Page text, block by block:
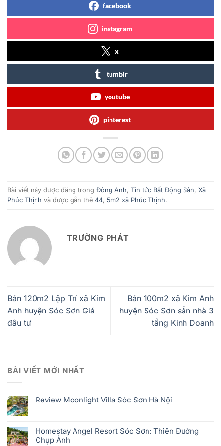
facebook
instagram
x
tumblr
youtube
pinterest
Bài viết này được đăng trong Đông Anh, Tin tức Bất Động Sản, Xã
Phúc Thịnh và được gắn thẻ 44, 5m2 xã Phúc Thịnh.
TRƯỜNG PHÁT
Bán 120m2 Lập Trí xã Kim
Anh huyện Sóc Sơn Giá
đâu tư
Bán 100m2 xã Kim Anh
huyện Sóc Sơn sẵn nhà 3
tầng Kinh Doanh
BÀI VIẾT MỚI NHẤT
Review Moonlight Villa Sóc Sơn Hà Nội
Homestay Angel Resort Sóc Sơn: Thiên Đường
Chụp Ảnh